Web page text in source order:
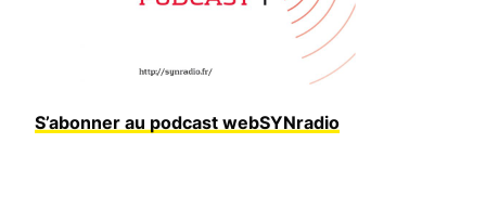
S’abonner au podcast webSYNradio